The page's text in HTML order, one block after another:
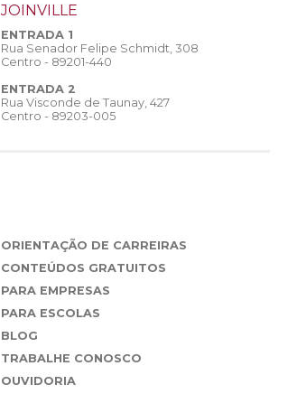
JOINVILLE
ENTRADA 1
Rua Senador Felipe Schmidt, 308
Centro - 89201-440
ENTRADA 2
Rua Visconde de Taunay, 427
Centro - 89203-005
ORIENTAÇÃO DE CARREIRAS
CONTEÚDOS GRATUITOS
PARA EMPRESAS
PARA ESCOLAS
BLOG
TRABALHE CONOSCO
OUVIDORIA